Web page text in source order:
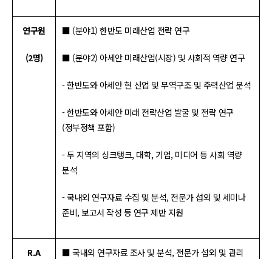
연구원
(2명)
■ (분야1) 한반도 미래산업 전략 연구
■ (분야2) 아세안 미래산업(시장) 및 사회적 역량 연구
- 한반도와 아세안 현 산업 및 무역구조 및 주력산업 분석
- 한반도와 아세안 미래 전략산업 발굴 및 전략 연구
(정부정책 포함)
- 두 지역의 싱크탱크, 대학, 기업, 미디어 등 사회 역량
분석
- 국내외 연구자료 수집 및 분석, 전문가 섭외 및 세미나
준비, 보고서 작성 등 연구 제반 지원
R.A ■ 국내외 연구자료 조사 및 분석, 전문가 섭외 및 관리